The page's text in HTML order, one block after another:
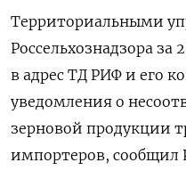
Территориальными
Россельхознадзора за
в адрес ТД РИФ и его
уведомления о
зерновой продукции
импортеров, сообщил